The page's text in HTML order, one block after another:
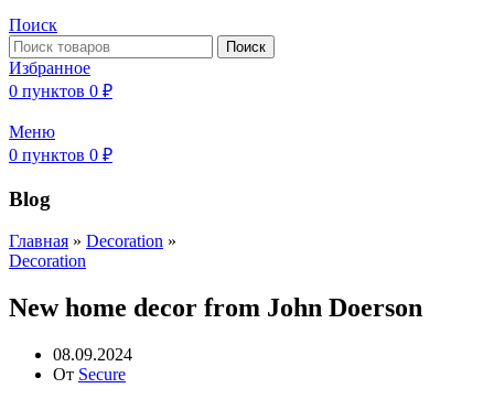
Поиск
Поиск
Избранное
0 пунктов 0 ₽
Меню
0 пунктов 0 ₽
Blog
Главная » Decoration »
Decoration
New home decor from John Doerson
08.09.2024
От Secure